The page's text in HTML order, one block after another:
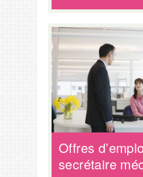
Offres
secrétaire